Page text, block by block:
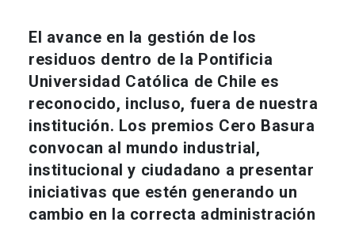
El avance en la gestión de los
residuos dentro de la Pontificia
Universidad Católica de Chile es
reconocido, incluso, fuera de nuestra
institución. Los premios Cero Basura
convocan al mundo industrial,
institucional y ciudadano a presentar
iniciativas que estén generando un
cambio en la correcta administración